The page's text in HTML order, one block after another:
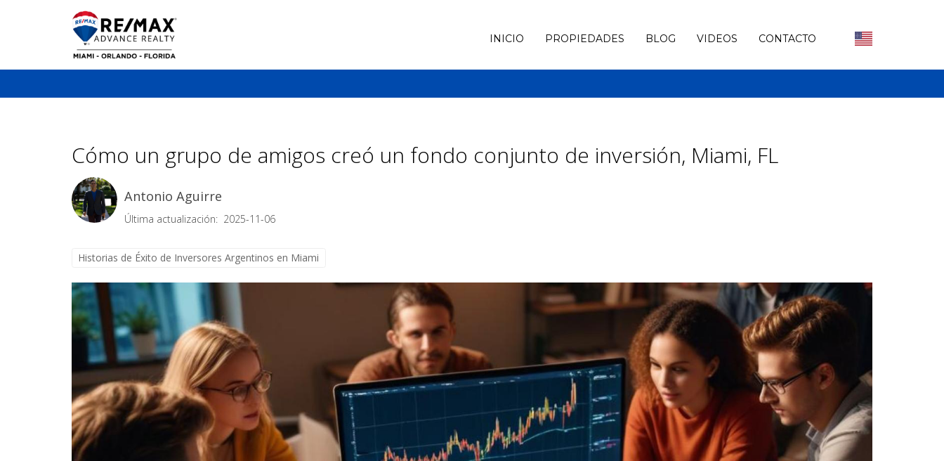
INICIO PROPIEDADES BLOG VIDEOS CONTACTO
Cómo un grupo de amigos creó un fondo conjunto de inversión, Miami, FL
Antonio Aguirre
Última actualización: 2025-11-06
Historias de Éxito de Inversores Argentinos en Miami